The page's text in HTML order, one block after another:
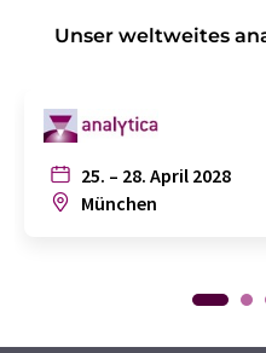
Unser weltweites
25. – 28. April 2028
München